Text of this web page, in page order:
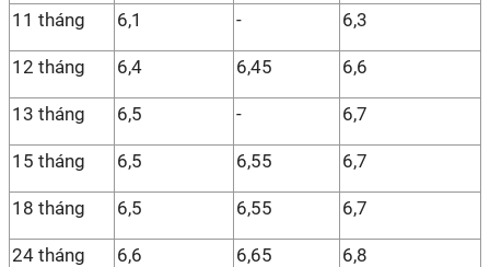
11 tháng 6,1 - 6,3
12 tháng 6,4 6,45 6,6
13 tháng 6,5 - 6,7
15 tháng 6,5 6,55 6,7
18 tháng 6,5 6,55 6,7
24 tháng 6,6 6,65 6,8